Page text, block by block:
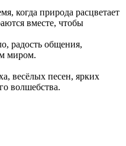
когда природа расцветает
вместе, чтобы
радость общения,
миром.
весёлых песен, ярких
волшебства.